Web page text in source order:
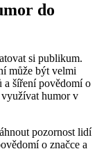
do
si publikum.
může být velmi
a šíření povědomí o
humor v
pozornost lidí
o značce a